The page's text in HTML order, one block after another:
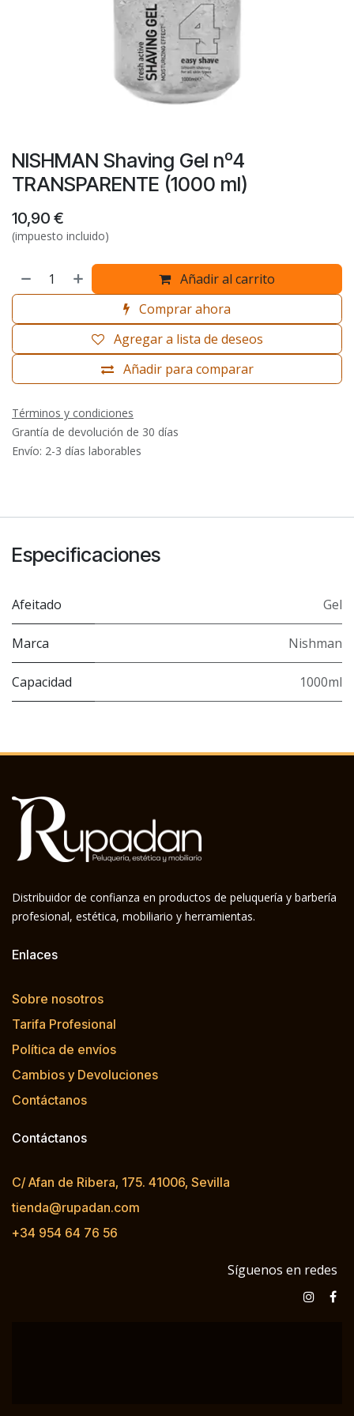
NISHMAN Shaving Gel nº4
TRANSPARENTE (1000 ml)
10,90 €
(impuesto incluido)
Añadir al carrito
Comprar ahora
Añadir para comparar
Agregar a lista de deseos
Términos y condiciones
Grantía de devolución de 30 días
Envío: 2-3 días laborables
Especificaciones
Afeitado Gel
Marca Nishman
Capacidad 1000ml
Distribuidor de confianza en productos de peluquería y barbería
profesional, estética, mobiliario y herramientas.
Enlaces
Sobre nosotros
Tarifa Profesional
Política de envíos
Cambios y Devoluciones
Contáctanos
Contáctanos
C/ Afan de Ribera, 175. 41006, Sevilla
tienda@rupadan.com
+34 954 64 76 56
Síguenos en redes